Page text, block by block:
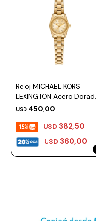
Reloj MICHAEL KORS
LEXINGTON Acero
Esfera 19mm
USD 450,00
USD 360,00
USD 382,50